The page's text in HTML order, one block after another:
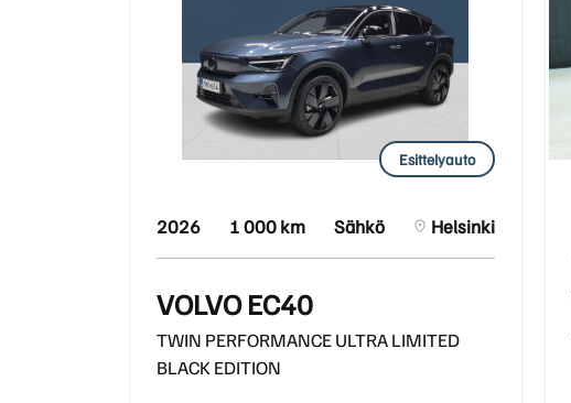
Esittelyauto
2026 1 000 km Sähkö Helsinki
VOLVO EC40
TWIN PERFORMANCE ULTRA LIMITED
BLACK EDITION